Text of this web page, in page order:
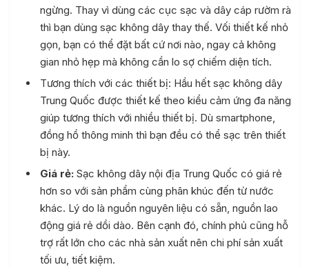
ngừng. Thay vì dùng các cục sạc và dây cáp rườm rà
thì bạn dùng sạc không dây thay thế. Vối thiết kế nhỏ
gọn, bạn có thể đặt bất cứ nơi nào, ngay cả không
gian nhỏ hẹp mà không cần lo sợ chiếm diện tích.
Tương thích với các thiết bị: Hầu hết sạc không dây
Trung Quốc được thiết kế theo kiểu cảm ứng đa năng
giúp tương thích với nhiều thiết bị. Dù smartphone,
đồng hồ thông minh thì bạn đều có thể sạc trên thiết
bị này.
Giá rẻ: Sạc không dây nội địa Trung Quốc có giá rẻ
hơn so với sản phẩm cùng phân khúc đến từ nước
khác. Lý do là nguồn nguyên liệu có sẵn, nguồn lao
động giá rẻ dồi dào. Bên cạnh đó, chính phủ cũng hỗ
trợ rất lớn cho các nhà sản xuất nên chi phí sản xuất
tối ưu, tiết kiệm.